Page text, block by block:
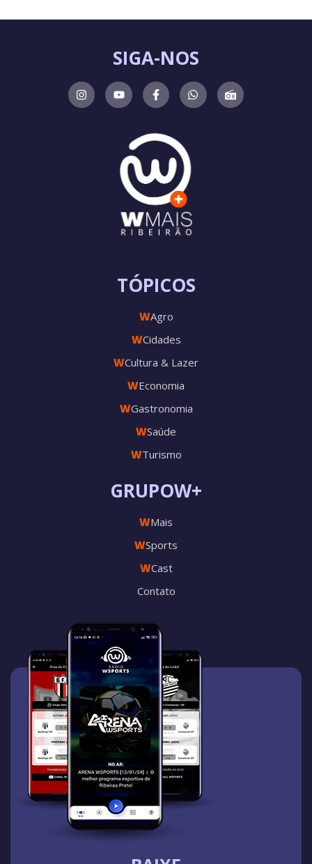
GRUPOW+
WMais
WSports
WCast
Contato
TÓPICOS
WAgro
WCidades
WCultura & Lazer
WEconomia
WGastronomia
WSaúde
WTurismo
SIGA-NOS